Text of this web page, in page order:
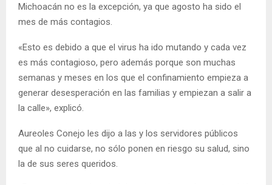
Michoacán no es la excepción, ya que agosto ha sido el
mes de más contagios.
«Esto es debido a que el virus ha ido mutando y cada vez
es más contagioso, pero además porque son muchas
semanas y meses en los que el confinamiento empieza a
generar desesperación en las familias y empiezan a salir a
la calle», explicó.
Aureoles Conejo les dijo a las y los servidores públicos
que al no cuidarse, no sólo ponen en riesgo su salud, sino
la de sus seres queridos.